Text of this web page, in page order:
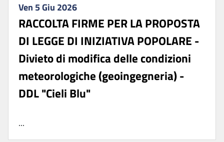
Ven 5 Giu 2026
RACCOLTA FIRME PER LA PROPOSTA
DI LEGGE DI INIZIATIVA POPOLARE -
Divieto di modifica delle condizioni
meteorologiche (geoingegneria) -
DDL "Cieli Blu"
...